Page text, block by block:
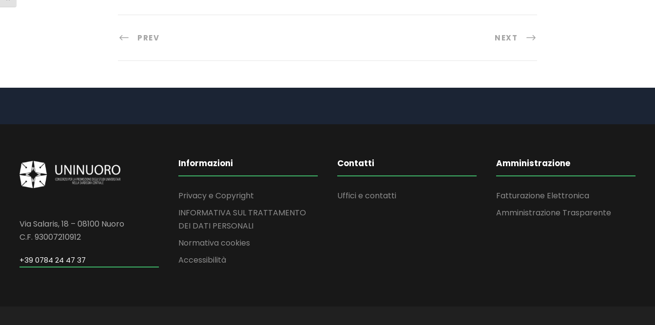
PREV NEXT
Via Salaris, 18 – 08100 Nuoro
C.F. 93007210912
+39 0784 24 47 37
Informazioni
Privacy e Copyright
INFORMATIVA SUL TRATTAMENTO
DEI DATI PERSONALI
Normativa cookies
Accessibilità
Contatti
Uffici e contatti
Amministrazione
Fatturazione Elettronica
Amministrazione Trasparente